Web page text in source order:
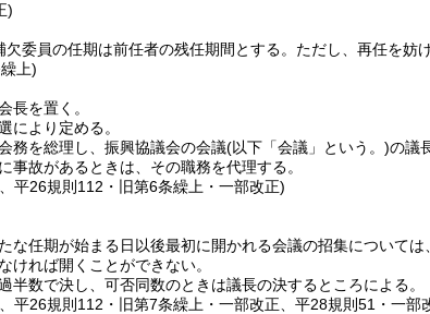
)
委員の任期は前任者の残任期間とする。 ただし、再任を妨
上)
長を置く。
により定める。
務を総理し、振興協議会の会議(以下「会議」という。)の議
事故があるときは、その職務を代理する。
平26規則112・旧第6条繰上・一部改正)
な任期が始まる日以後最初に開かれる会議の招集について
ければ開くことができない。
半数で決し、可否同数のときは議長の決するところによる。
平26規則112・旧第7条繰上・一部改正、平28規則51・一部